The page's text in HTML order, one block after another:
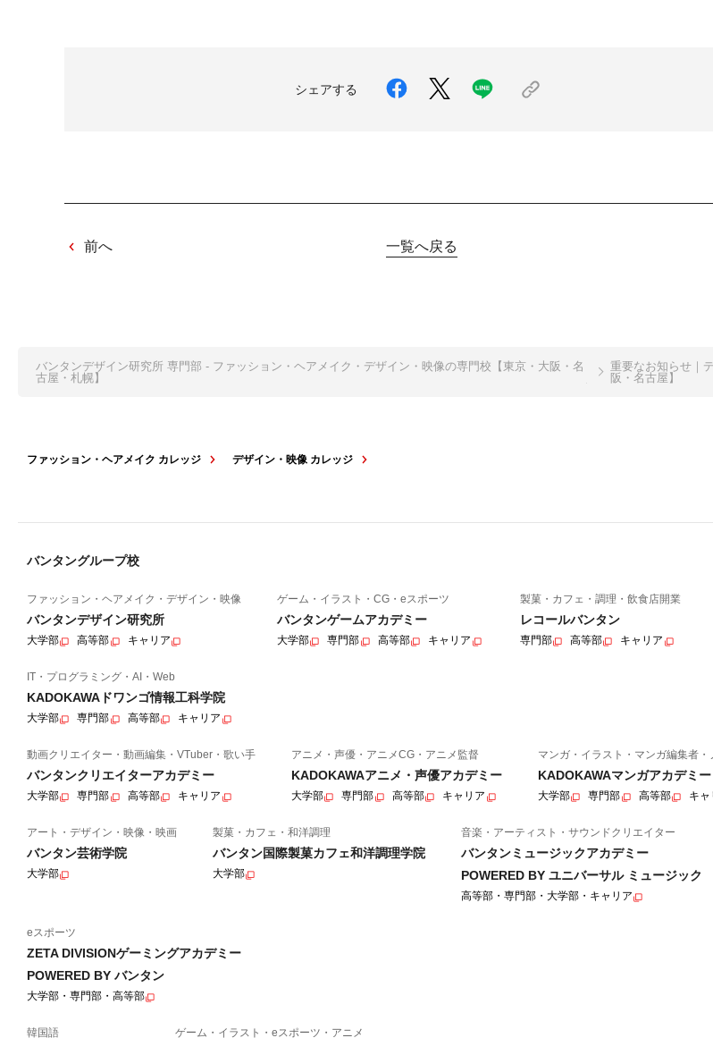
シェアする
前へ 一覧へ戻る
バンタンデザイン研究所 専門部 - ファッション・ヘアメイク・デザイン・映像の専門校【東京・大阪・名
古屋・札幌】
重要なお知らせ｜
阪・名古屋】
ファッション・ヘアメイク カレッジ デザイン・映像 カレッジ
バンタングループ校
ファッション・ヘアメイク・デザイン・映像
バンタンデザイン研究所
大学部 高等部 キャリア
ゲーム・イラスト・CG・eスポーツ
バンタンゲームアカデミー
大学部 専門部 高等部 キャリア
製菓・カフェ・調理・飲食店開業
レコールバンタン
専門部 高等部 キャリア
IT・プログラミング・AI・Web
KADOKAWAドワンゴ情報工科学院
大学部 専門部 高等部 キャリア
動画クリエイター・動画編集・VTuber・歌い手
バンタンクリエイターアカデミー
大学部 専門部 高等部 キャリア
アニメ・声優・アニメCG・アニメ監督
KADOKAWAアニメ・声優アカデミー
大学部 専門部 高等部 キャリア
マンガ・イラスト・マンガ編集者・
KADOKAWAマンガアカデミー
大学部 専門部 高等部 キャ
アート・デザイン・映像・映画
バンタン芸術学院
大学部
製菓・カフェ・和洋調理
バンタン国際製菓カフェ和洋調理学院
大学部
音楽・アーティスト・サウンドクリエイター
バンタンミュージックアカデミー
POWERED BY ユニバーサル ミュージック
高等部・専門部・大学部・キャリア
eスポーツ
ZETA DIVISIONゲーミングアカデミー
POWERED BY バンタン
大学部・専門部・高等部
韓国語 ゲーム・イラスト・eスポーツ・アニメ